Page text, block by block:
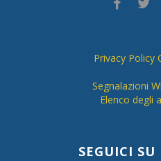
Privacy Policy
Segnalazioni
Elenco degli
SEGUICI SU